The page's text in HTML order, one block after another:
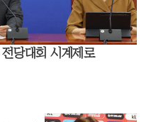
당대회 시계제로